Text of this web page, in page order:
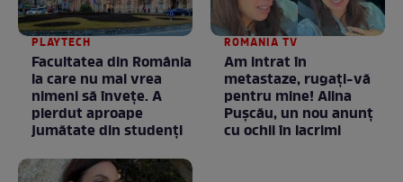
PLAYTECH
Facultatea din România
la care nu mai vrea
nimeni să înveţe. A
pierdut aproape
jumătate din studenţi
ROMANIA TV
Am intrat în
metastaze, rugaţi-vă
pentru mine! Alina
Puşcău, un nou anunţ
cu ochii în lacrimi